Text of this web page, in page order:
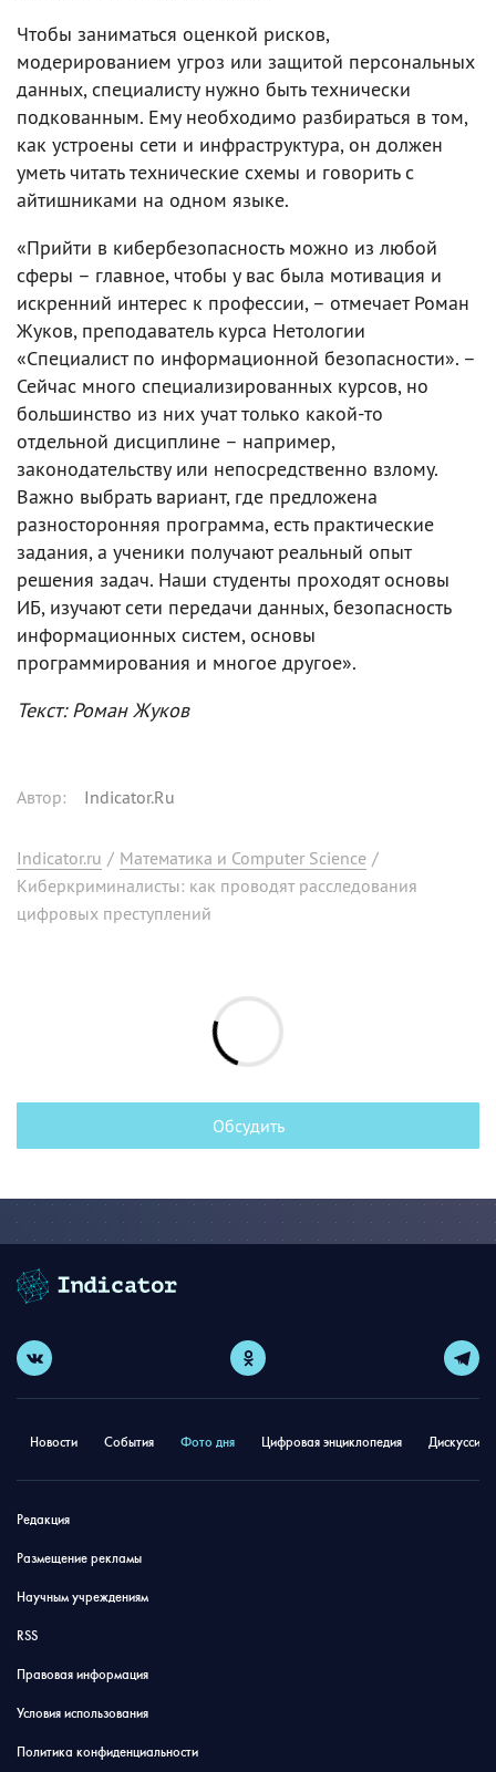
Чтобы заниматься оценкой рисков,
модерированием угроз или защитой персональных
данных, специалисту нужно быть технически
подкованным. Ему необходимо разбираться в том,
как устроены сети и инфраструктура, он должен
уметь читать технические схемы и говорить с
айтишниками на одном языке.
«Прийти в кибербезопасность можно из любой
сферы – главное, чтобы у вас была мотивация и
искренний интерес к профессии, – отмечает Роман
Жуков, преподаватель курса Нетологии
«Специалист по информационной безопасности». –
Сейчас много специализированных курсов, но
большинство из них учат только какой-то
отдельной дисциплине – например,
законодательству или непосредственно взлому.
Важно выбрать вариант, где предложена
разносторонняя программа, есть практические
задания, а ученики получают реальный опыт
решения задач. Наши студенты проходят основы
ИБ, изучают сети передачи данных, безопасность
информационных систем, основы
программирования и многое другое».
Текст: Роман Жуков
Автор: Indicator.Ru
Indicator.ru / Математика и Computer Science /
Киберкриминалисты: как проводят расследования
цифровых преступлений
Обсудить
Новости События Фото дня Цифровая энциклопедия
Редакция
Размещение рекламы
Научным учреждениям
RSS
Правовая информация
Условия использования
Политика конфиденциальности